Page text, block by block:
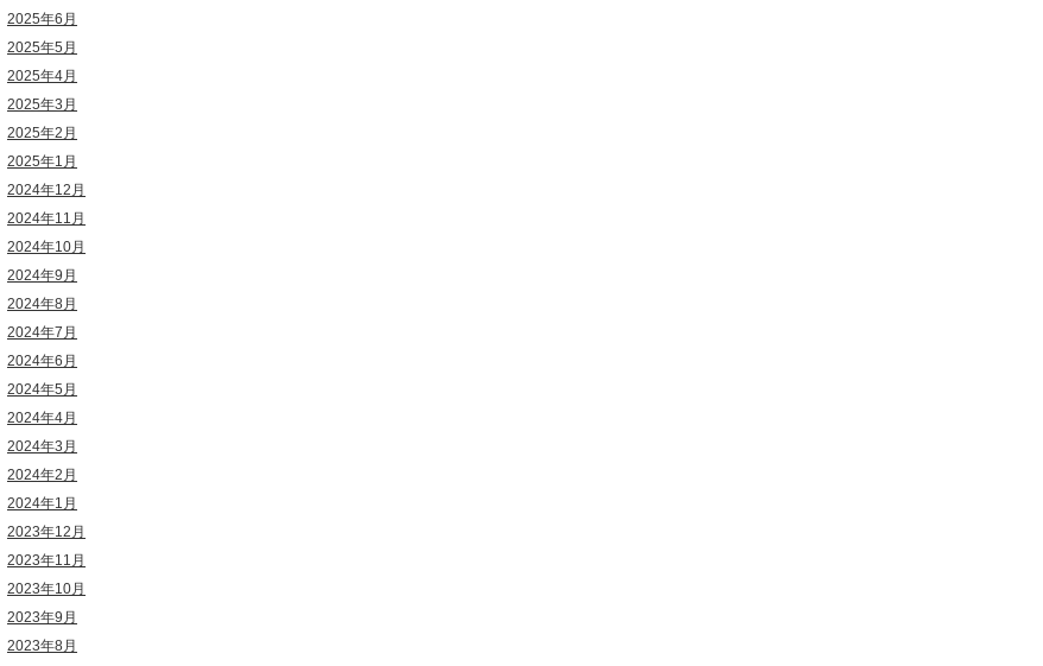
2025年6月
2025年5月
2025年4月
2025年3月
2025年2月
2025年1月
2024年12月
2024年11月
2024年10月
2024年9月
2024年8月
2024年7月
2024年6月
2024年5月
2024年4月
2024年3月
2024年2月
2024年1月
2023年12月
2023年11月
2023年10月
2023年9月
2023年8月